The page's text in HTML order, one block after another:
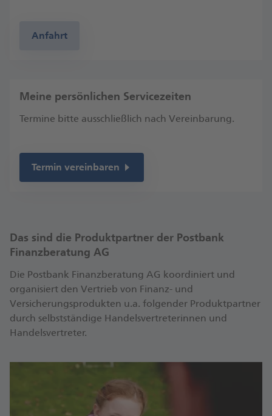
Anfahrt
Meine persönlichen Servicezeiten
Termine bitte ausschließlich nach Vereinbarung.
Termin vereinbaren
Das sind die Produktpartner der Postbank
Finanzberatung AG
Die Postbank Finanzberatung AG koordiniert und
organisiert den Vertrieb von Finanz- und
Versicherungsprodukten u.a. folgender Produktpartner
durch selbstständige Handelsvertreterinnen und
Handelsvertreter.